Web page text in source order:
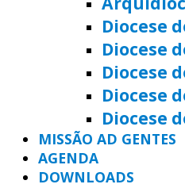
Diocese
Diocese
Diocese
Diocese
Diocese
MISSÃO AD GENTES
AGENDA
DOWNLOADS